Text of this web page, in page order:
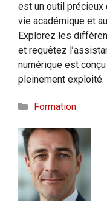
est un outil
vie académique et
Explorez les
et requêtez
numérique est
pleinement exploité.
Catégories
Formation